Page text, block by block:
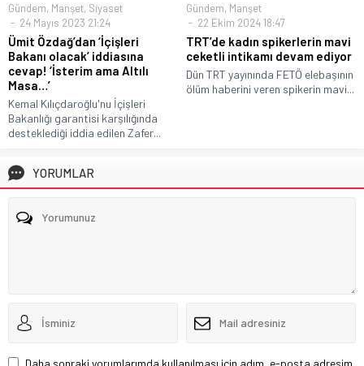
Gündem, Manşet, Siyaset
24 Mayıs 2023 21:24
Ümit Özdağ’dan ‘İçişleri
Bakanı olacak’ iddiasına
cevap! ‘İsterim ama Altılı
Masa…’
Kemal Kılıçdaroğlu'nu İçişleri
Bakanlığı garantisi karşılığında
desteklediği iddia edilen Zafer...
Gündem, Manşet
22 Ekim 2024 18:47
TRT’de kadın spikerlerin mavi
ceketli intikamı devam ediyor
Dün TRT yayınında FETÖ elebaşının
ölüm haberini veren spikerin mavi...
YORUMLAR
Daha sonraki yorumlarımda kullanılması için adım, e-posta adresim